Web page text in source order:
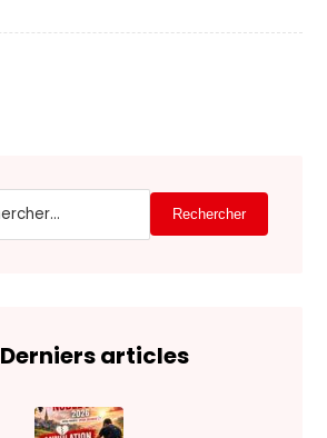
Rechercher
Derniers articles